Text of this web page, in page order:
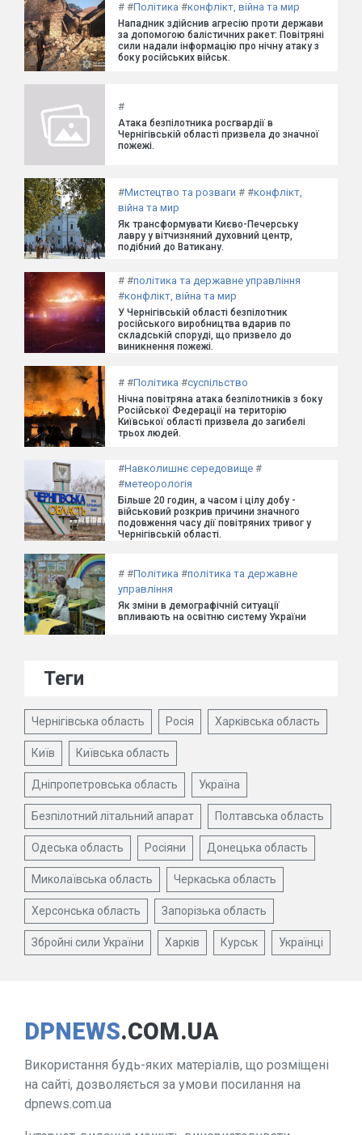
# #Політика #конфлікт, війна та мир
Нападник здійснив агресію проти держави
за допомогою балістичних ракет: Повітряні
сили надали інформацію про нічну атаку з
боку російських військ.
#
Атака безпілотника росгвардії в
Чернігівській області призвела до значної
пожежі.
#Мистецтво та розваги # #конфлікт,
війна та мир
Як трансформувати Києво-Печерську
лавру у вітчизняний духовний центр,
подібний до Ватикану.
# #політика та державне управління
#конфлікт, війна та мир
У Чернігівській області безпілотник
російського виробництва вдарив по
складській споруді, що призвело до
виникнення пожежі.
# #Політика #суспільство
Нічна повітряна атака безпілотників з боку
Російської Федерації на територію
Київської області призвела до загибелі
трьох людей.
#Навколишнє середовище #
#метеорологія
Більше 20 годин, а часом і цілу добу -
військовий розкрив причини значного
подовження часу дії повітряних тривог у
Чернігівській області.
# #Політика #політика та державне
управління
Як зміни в демографічній ситуації
впливають на освітню систему України
Теги
Чернігівська область Росія Харківська область
Київ Київська область
Дніпропетровська область Україна
Безпілотний літальний апарат Полтавська область
Одеська область Росіяни Донецька область
Миколаївська область Черкаська область
Херсонська область Запорізька область
Збройні сили України Харків Курськ Українці
DPNEWS.COM.UA
Використання будь-яких матеріалів, що розміщені
на сайті, дозволяється за умови посилання на
dpnews.com.ua